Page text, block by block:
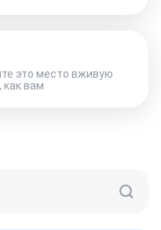
это место вживую
как вам